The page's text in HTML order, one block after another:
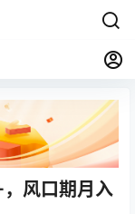
风口期月入